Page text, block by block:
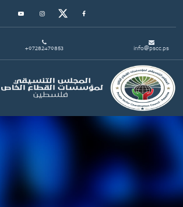
Facebook
Twitter
Instagram
Youtube
info@pscc.ps
+97282479853
Toggle navigation